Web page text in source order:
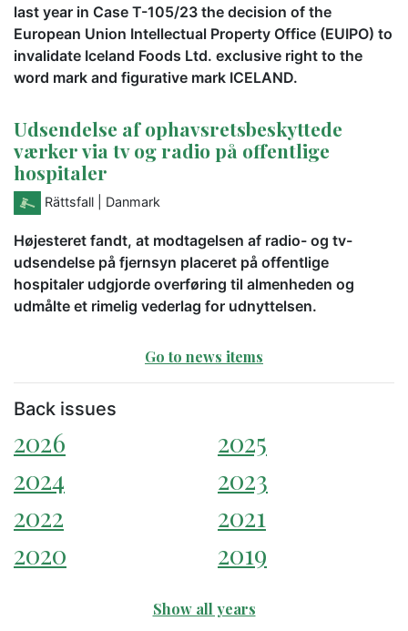
last year in Case T-105/23 the decision of the
European Union Intellectual Property Office (EUIPO) to
invalidate Iceland Foods Ltd. exclusive right to the
word mark and figurative mark ICELAND.
Udsendelse af ophavsretsbeskyttede
værker via tv og radio på offentlige
hospitaler
Rättsfall | Danmark
Højesteret fandt, at modtagelsen af radio- og tv-
udsendelse på fjernsyn placeret på offentlige
hospitaler udgjorde overføring til almenheden og
udmålte et rimelig vederlag for udnyttelsen.
Go to news items
Back issues
2026
2025
2024
2023
2022
2021
2020
2019
Show all years